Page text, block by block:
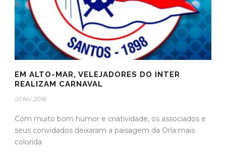
EM ALTO-MAR, VELEJADORES DO INTER
REALIZAM CARNAVAL
01 fev 2016
Com muito bom humor e criatividade, os associados e
seus convidados deixaram a paisagem da Orla mais
colorida